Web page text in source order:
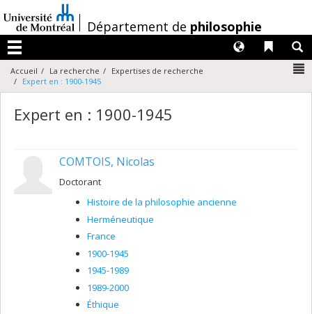
au
contenu
/Département de philosophie
Menu
Liens
Langues
Accueil La recherche
Expertises de recherche
Expert en : 1900-1945
Expert en : 1900-1945
COMTOIS, Nicolas
Doctorant
Histoire de la philosophie ancienne
Herméneutique
France
1900-1945
1945-1989
1989-2000
Éthique